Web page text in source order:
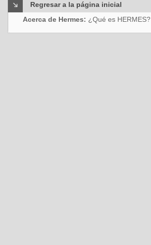
Regresar a la página inicial
Acerca de Hermes: ¿Qué es HERMES?